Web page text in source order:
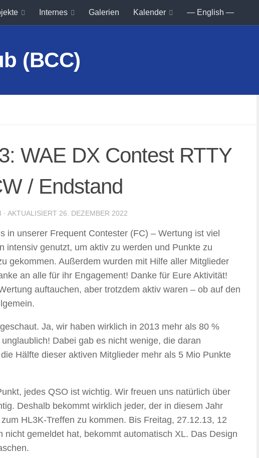
Internes Galerien Kalender — English —
WAE DX Contest RTTY
/ Endstand
· AKTUALISIERT 26. DEZEMBER 2022
in unserer Frequent Contester (FC) – Wertung ist viel
intensiv genutzt, um aktiv zu werden und Punkte zu
gekommen. Außerdem wurden mit Hilfe aller Mitglieder
an alle für ihr Engagement! Danke für Eure Aktivität!
auftauchen, aber trotzdem aktiv waren – ob auf den
Ja, wir haben wirklich in 2013 mehr als 80 %
Dabei gab es nicht wenige, die daran
Hälfte dieser aktiven Mitglieder mehr als 5 Mio Punkte
jedes QSO ist wichtig. Wir freuen uns natürlich über
Deshalb bekommt wirklich jeder, der in diesem Jahr
HL3K-Treffen zu kommen. Bis Freitag, 27.12.13, 12
gemeldet hat, bekommt automatisch XL. Das Design